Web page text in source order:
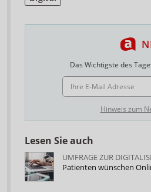
Das Wichtigste des
E-MAIL ADRESSE
Hinweis zum
Lesen Sie auch
UMFRAGE ZUR
Patienten wünschen